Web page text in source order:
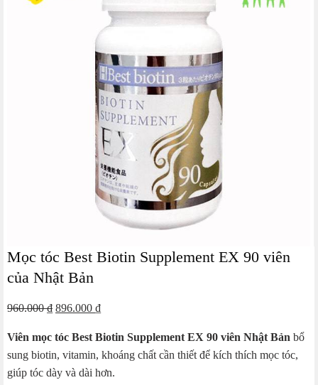
Mọc tóc Best Biotin Supplement EX 90 viên
của Nhật Bản
960.000₫ Giá
là:
960.000 ₫.
896.000 ₫Giá
tại
là:
896.000 ₫.
Viên mọc tóc Best Biotin Supplement EX 90 viên Nhật Bản bổ
sung biotin, vitamin, khoáng chất cần thiết để kích thích mọc tóc,
giúp tóc dày và dài hơn.